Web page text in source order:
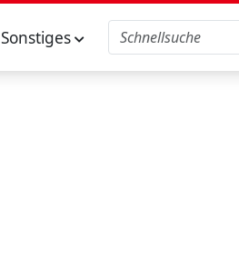
Sonstiges